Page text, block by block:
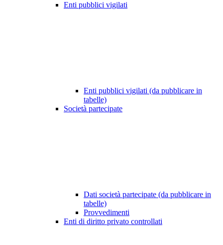
Enti pubblici vigilati
Enti pubblici vigilati (da pubblicare in
tabelle)
Società partecipate
Dati società partecipate (da pubblicare in
tabelle)
Provvedimenti
Enti di diritto privato controllati